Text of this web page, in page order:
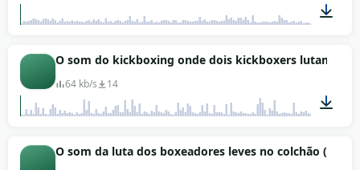
01:34
O som do kickboxing onde dois kickboxers lutam no
64 kb/s 14
01:00
O som da luta dos boxeadores leves no colchão